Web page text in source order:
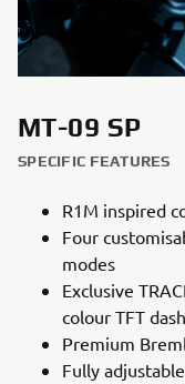
MT-09 SP
SPECIFIC FEATURES
R1M inspired
Four
modes
Exclusive
colour TFT
Premium
Fully